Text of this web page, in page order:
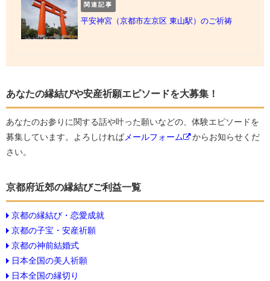
関連記事
平安神宮（京都市左京区 東山駅）のご祈祷
あなたの縁結びや安産祈願エピソードを大募集！
あなたのお参りに関する話や叶った願いなどの、体験エピソードを
募集しています。よろしければ メールフォーム
からお知らせくだ
さい。
京都府近郊の縁結びご利益一覧
京都の縁結び・恋愛成就
京都の子宝・安産祈願
京都の神前結婚式
日本全国の美人祈願
日本全国の縁切り